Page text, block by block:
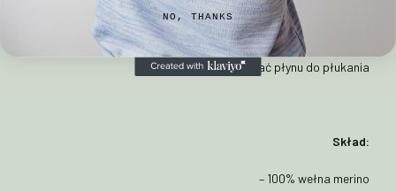
– suszyć na płasko
– nie używać płynu do płukania
Skład:
– 100% wełna merino
NO, THANKS